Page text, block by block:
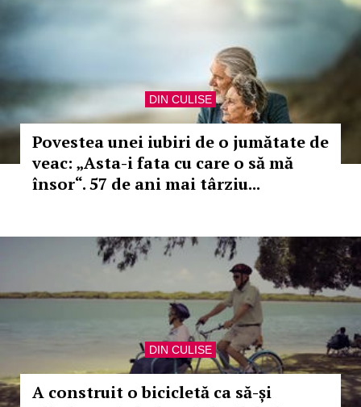
DIN CULISE
Povestea unei iubiri de o jumătate de
veac: „Asta-i fata cu care o să mă
însor“. 57 de ani mai târziu...
DIN CULISE
A construit o bicicletă ca să-și